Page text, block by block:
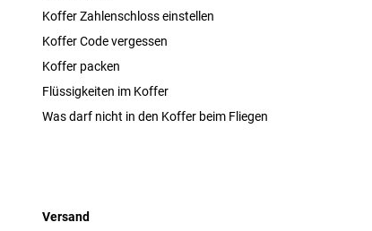
Koffer Zahlenschloss einstellen
Koffer Code vergessen
Koffer packen
Flüssigkeiten im Koffer
Was darf nicht in den Koffer beim Fliegen
Versand